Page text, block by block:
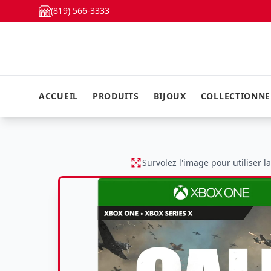
(819) 566-3333
ACCUEIL PRODUITS BIJOUX
Survolez l'image pour utiliser